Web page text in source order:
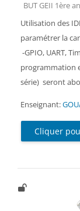
Catégorie de
BUT GEII 1ère
Utilisation des
paramétrer la
-GPIO, UART,
programmation
série) seront
Enseignant:
Cliquer